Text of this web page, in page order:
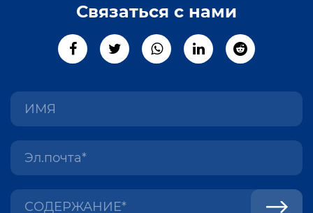
проверки, чтобы гарантировать
соответствуют стандартам ISO13485:2016.
Большая часть нашей продукции
Сучжоу соответствуют требованиям FDA.
Благодаря нашим 30-летним
профессиональным знаниям, навыкам и
преданной команде мы стремимся
обеспечить легкое и плодотворное
Связаться с нами